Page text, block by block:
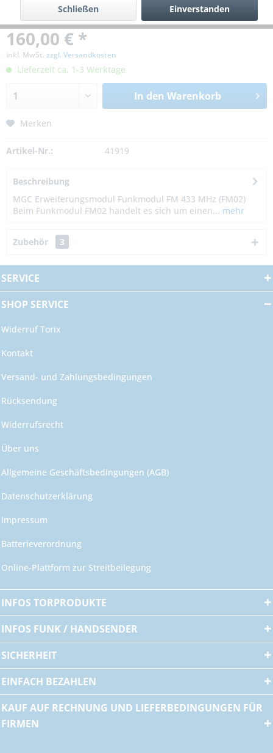
160,00 € *
inkl. MwSt. zzgl. Versandkosten
Lieferzeit ca. 1-3 Werktage
In den Warenkorb
Merken
Artikel-Nr.: 41919
Beschreibung
MGC Erweiterungsmodul Funkmodul FM 433 MHz (FM02)
Beim Funkmodul FM02 handelt es sich um einen... mehr
Zubehör 3
SERVICE
SHOP SERVICE
Widerruf Torix
Kontakt
Versand- und Zahlungsbedingungen
Rücksendung
Widerrufsrecht
Über uns
Allgemeine Geschäftsbedingungen (AGB)
Datenschutzerklärung
Impressum
Batterieverordnung
Online-Plattform zur Streitbeilegung
INFOS TORPRODUKTE
INFOS FUNK / HANDSENDER
SICHERHEIT
EINFACH BEZAHLEN
KAUF AUF RECHNUNG UND LIEFERBEDINGUNGEN FÜR
FIRMEN
Einverstanden
Schließen